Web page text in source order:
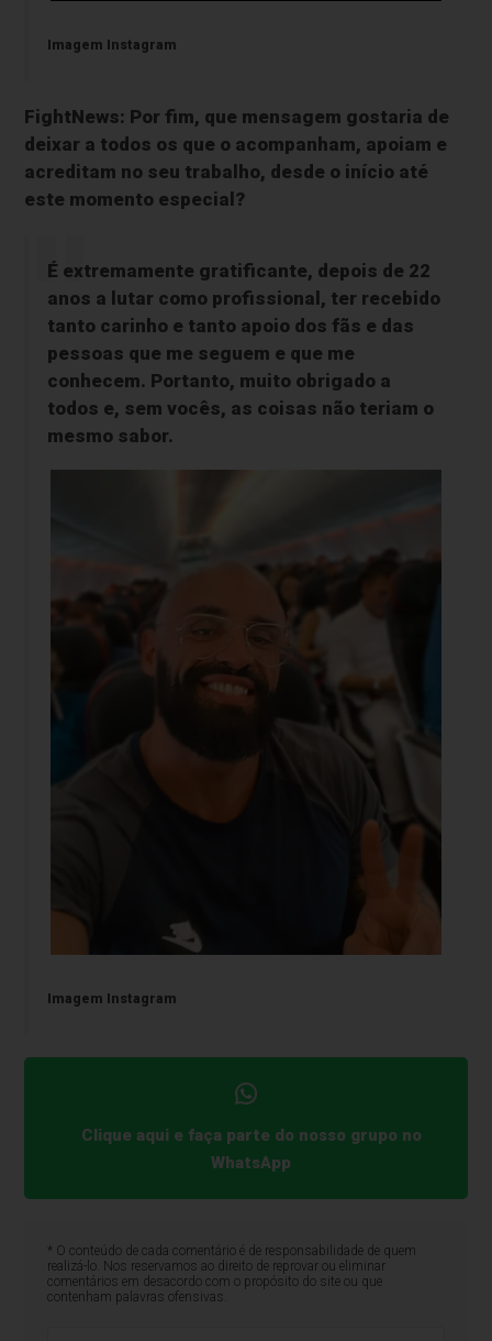
Imagem Instagram
FightNews: Por fim, que mensagem gostaria de
deixar a todos os que o acompanham, apoiam e
acreditam no seu trabalho, desde o início até
este momento especial?
É extremamente gratificante, depois de 22
anos a lutar como profissional, ter recebido
tanto carinho e tanto apoio dos fãs e das
pessoas que me seguem e que me
conhecem. Portanto, muito obrigado a
todos e, sem vocês, as coisas não teriam o
mesmo sabor.
Imagem Instagram
Clique aqui e faça parte do nosso grupo no
WhatsApp
* O conteúdo de cada comentário é de responsabilidade de quem
realizá-lo. Nos reservamos ao direito de reprovar ou eliminar
comentários em desacordo com o propósito do site ou que
contenham palavras ofensivas.